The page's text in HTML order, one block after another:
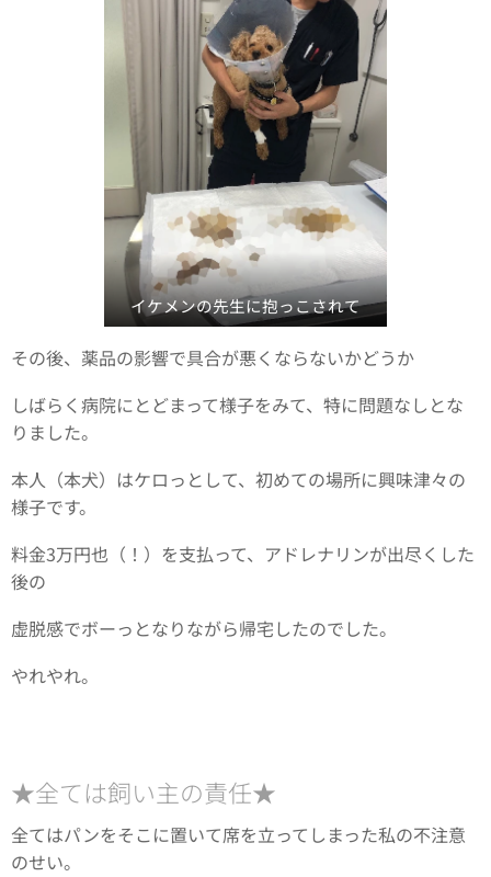
イケメンの先生に抱っこされて
その後、薬品の影響で具合が悪くならないかどうか
しばらく病院にとどまって様子をみて、特に問題なしとな
りました。
本人（本犬）はケロっとして、初めての場所に興味津々の
様子です。
料金3万円也（！）を支払って、アドレナリンが出尽くした
後の
虚脱感でボーっとなりながら帰宅したのでした。
やれやれ。
★全ては飼い主の責任★
全てはパンをそこに置いて席を立ってしまった私の不注意
のせい。